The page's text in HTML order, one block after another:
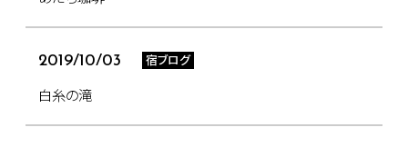
2019/10/03 宿ブログ
白糸の滝